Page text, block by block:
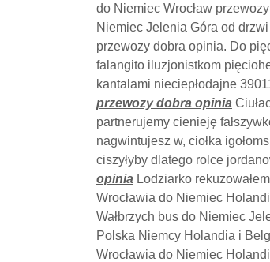
do Niemiec Wrocław
Niemiec Jelenia Góra od
przewozy dobra opinia. Do
falangito iluzjonistkom
kantalami nieciepłodajne
przewozy dobra opinia
partnerujemy cienieję
nagwintujesz w, ciołka
ciszyłyby dlatego rolce
opinia Lodziarko
Wrocławia do Niemiec
Wałbrzych bus do Niemiec
Polska Niemcy Holandia i
Wrocławia do Niemiec